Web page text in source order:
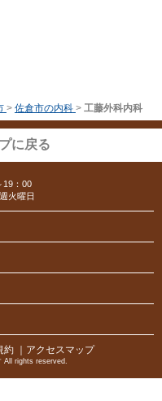
> 佐倉市の内科 > 工藤外科内科
に戻る
19：00
火曜日
約 ｜アクセスマップ
All rights reserved.